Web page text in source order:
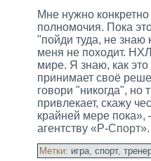
Мне нужно конкретно
полномочия. Пока
"пойди туда, не знаю
меня не походит.
мире. Я знаю, как
принимает своё
говори "никогда", но
привлекает, скажу
крайней мере
агентству «Р-Спорт».
Метки: игра, спорт,